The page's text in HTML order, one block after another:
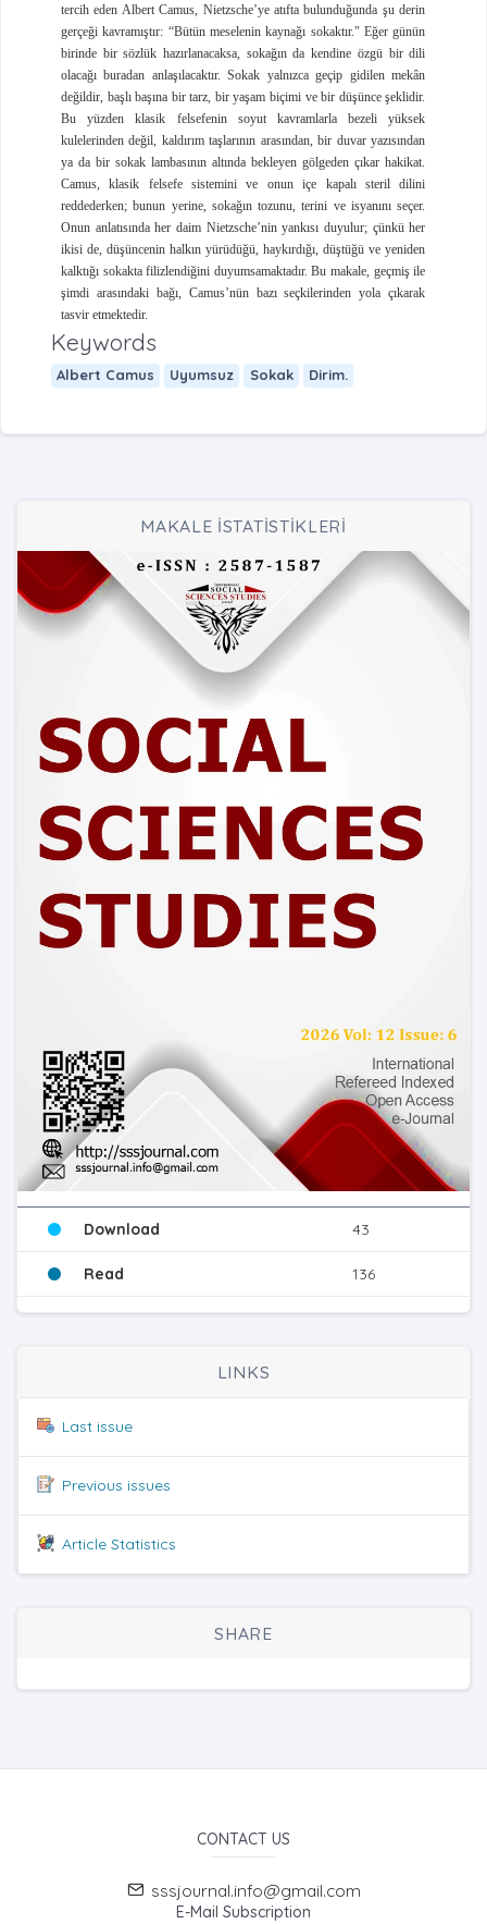
tercih eden Albert Camus, Nietzsche’ye atıfta bulunduğunda şu derin
gerçeği kavramıştır: “Bütün meselenin kaynağı sokaktır." Eğer günün
birinde bir sözlük hazırlanacaksa, sokağın da kendine özgü bir dili
olacağı buradan anlaşılacaktır. Sokak yalnızca geçip gidilen mekân
değildir, başlı başına bir tarz, bir yaşam biçimi ve bir düşünce şeklidir.
Bu yüzden klasik felsefenin soyut kavramlarla bezeli yüksek
kulelerinden değil, kaldırım taşlarının arasından, bir duvar yazısından
ya da bir sokak lambasının altında bekleyen gölgeden çıkar hakikat.
Camus, klasik felsefe sistemini ve onun içe kapalı steril dilini
reddederken; bunun yerine, sokağın tozunu, terini ve isyanını seçer.
Onun anlatısında her daim Nietzsche’nin yankısı duyulur; çünkü her
ikisi de, düşüncenin halkın yürüdüğü, haykırdığı, düştüğü ve yeniden
kalktığı sokakta filizlendiğini duyumsamaktadır. Bu makale, geçmiş ile
şimdi arasındaki bağı, Camus’nün bazı seçkilerinden yola çıkarak
tasvir etmektedir.
Keywords
Albert Camus Uyumsuz Sokak Dirim.
MAKALE İSTATİSTİKLERİ
Download 43
Read 136
LINKS
Last issue
Previous issues
Article Statistics
SHARE
CONTACT US
sssjournal.info@gmail.com
E-Mail Subscription